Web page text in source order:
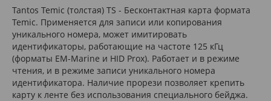
Tantos Temic (толстая) TS - Бесконтактная карта формата
Temic. Применяется для записи или копирования
уникального номера, может имитировать
идентификаторы, работающие на частоте 125 кГц
(форматы EM-Marine и HID Prox). Работает и в режиме
чтения, и в режиме записи уникального номера
идентификатора. Наличие прорези позволяет крепить
карту к ленте без использования специального бейджа.